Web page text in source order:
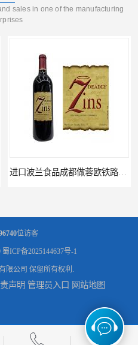
sales in one of the manufacturing
进口波兰食品成都做蓉欧铁路代理的公司
蓉欧铁路清关订柜公司，波兰德国蓉欧铁路门到门
位访客
蜀ICP备2025144637号-1
限公司 保留所有权利.
声明 管理员入口 网站地图